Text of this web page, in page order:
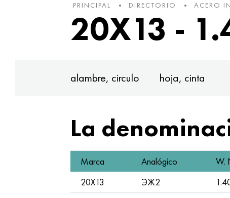
PRINCIPAL DIRECTORIO ACERO
20X13 -
alambre, circulo hoja, cinta
La
Marca Analógico W.
20Х13
ЭЖ2